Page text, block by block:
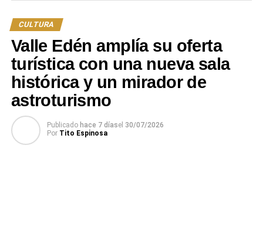
CULTURA
Valle Edén amplía su oferta
turística con una nueva sala
histórica y un mirador de
astroturismo
Publicado hace 7 díasel 30/07/2026
Por Tito Espinosa